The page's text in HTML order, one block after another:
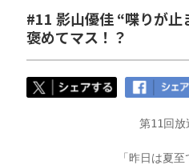
#11 影山優佳 “喋りが止
褒めてマス！？
第11回放
「昨日は夏至